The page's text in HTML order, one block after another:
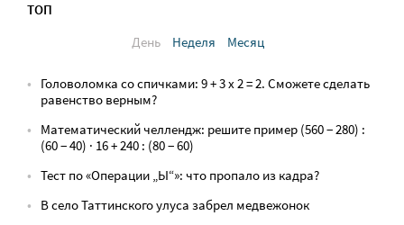
ТОП
День
Неделя Месяц
Головоломка со спичками: 9 + 3 х 2 = 2. Сможете сделать
равенство верным?
Математический челлендж: решите пример (560 − 280) :
(60 − 40) · 16 + 240 : (80 − 60)
Тест по «Операции „Ы“»: что пропало из кадра?
В село Таттинского улуса забрел медвежонок